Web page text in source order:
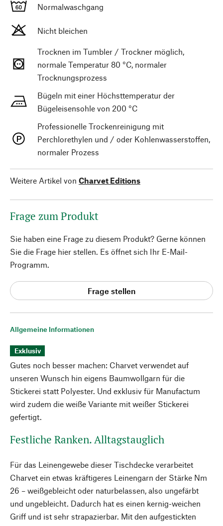
Allgemeine Informationen
Exklusiv
Gutes noch besser machen: Charvet verwendet auf
unseren Wunsch hin eigens Baumwollgarn für die
Stickerei statt Polyester. Und exklusiv für Manufactum
wird zudem die weiße Variante mit weißer Stickerei
gefertigt.
Festliche Ranken. Alltagstauglich
Für das Leinengewebe dieser Tischdecke verarbeitet
Charvet ein etwas kräftigeres Leinengarn der Stärke Nm
26 – weißgebleicht oder naturbelassen, also ungefärbt
und ungebleicht. Dadurch hat es einen kernig-weichen
Griff und ist sehr strapazierbar. Mit den aufgestickten
Normalwaschgang
Nicht bleichen
Trocknen im Tumbler / Trockner möglich,
normale Temperatur 80 °C, normaler
Trocknungsprozess
Bügeln mit einer Höchsttemperatur der
Bügeleisensohle von 200 °C
Professionelle Trockenreinigung mit
Perchlorethylen und / oder Kohlenwasserstoffen,
normaler Prozess
Weitere Artikel von Charvet Editions
Frage zum Produkt
Sie haben eine Frage zu diesem Produkt? Gerne können
Sie die Frage hier stellen. Es öffnet sich Ihr E-Mail-
Programm.
Frage stellen